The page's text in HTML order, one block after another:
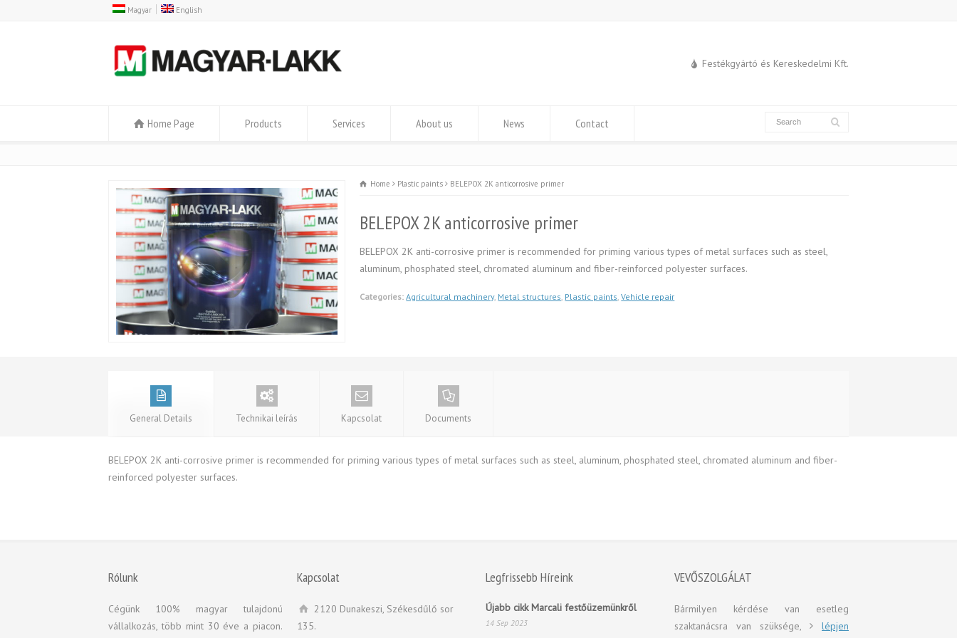
Magyar English
Festékgyártó és Kereskedelmi Kft.
Home Page Products Services About us News Contact
Home Plastic paints BELEPOX 2K anticorrosive primer
BELEPOX 2K anticorrosive primer
BELEPOX 2K anti-corrosive primer is recommended for priming various types of metal surfaces such as steel,
aluminum, phosphated steel, chromated aluminum and fiber-reinforced polyester surfaces.
Categories: Agricultural machinery, Metal structures, Plastic paints,Vehicle repair
General Details Technikai leírás Kapcsolat Documents
BELEPOX 2K anti-corrosive primer is recommended for priming various types of metal surfaces such as steel, aluminum, phosphated steel, chromated aluminum and fiber-
reinforced polyester surfaces.
Rólunk
Cégünk 100% magyar tulajdonú
vállalkozás, több mint 30 éve a piacon.
Kapcsolat
2120 Dunakeszi, Székesdűlő sor
135.
Legfrissebb Híreink
Újabb cikk Marcali festőüzemünkről
14 Sep 2023
VEVŐSZOLGÁLAT
Bármilyen kérdése van esetleg
szaktanácsra van szüksége,
lépjen